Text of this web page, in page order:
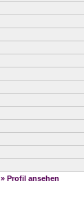
» Profil ansehen